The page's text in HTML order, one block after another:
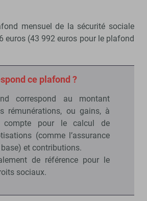
mensuel de la sécurité sociale
euros (43 992 euros pour le plafond
ce plafond ?
correspond au montant
rémunérations, ou gains, à
compte pour le calcul de
(comme l’assurance
et contributions.
de référence pour le
sociaux.